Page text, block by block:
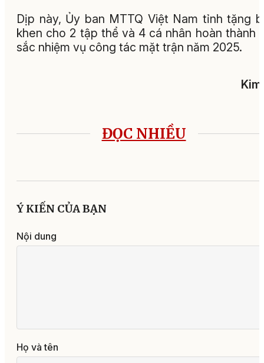
Dịp này, Ủy ban MTTQ Việt Nam tỉnh tặng
khen cho 2 tập thể và 4 cá nhân hoàn thành
sắc nhiệm vụ công tác mặt trận năm 2025.
ĐỌC NHIỀU
Ý KIẾN CỦA BẠN
Nội dung
Họ và tên